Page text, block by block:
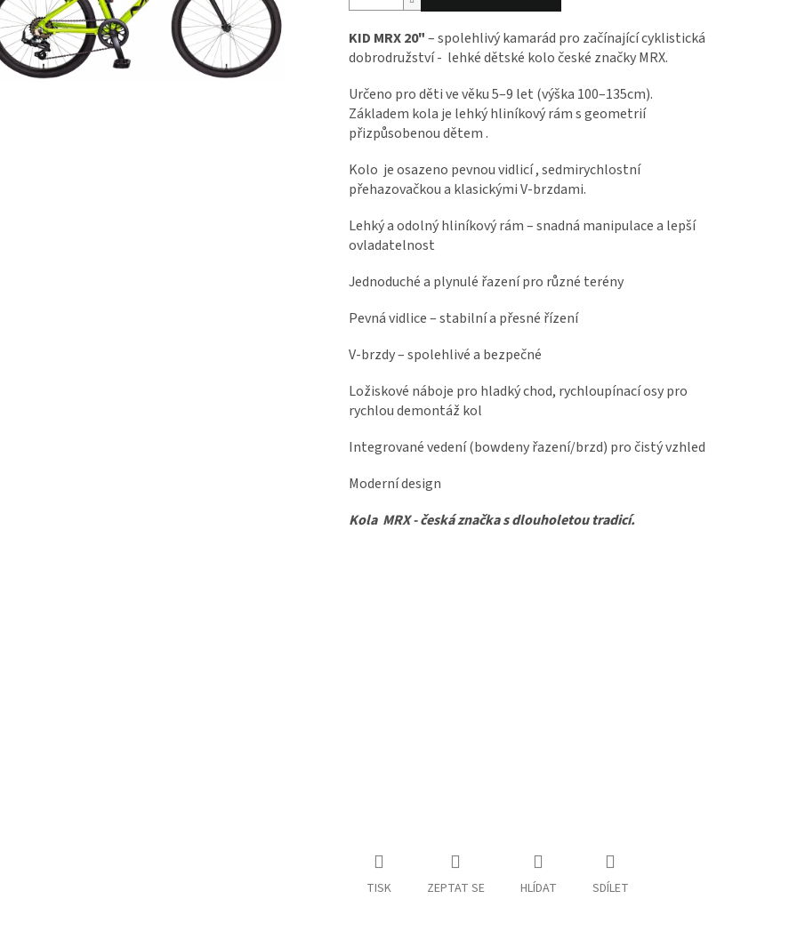
KID MRX 20"– spolehlivý kamarád pro začínající cyklistická
dobrodružství - lehké dětské kolo české značky MRX.
Určeno pro děti ve věku 5–9 let (výška 100–135cm).
Základem kola je lehký hliníkový rám s geometrií
přizpůsobenou dětem .
Kolo je osazeno pevnou vidlicí , sedmirychlostní
přehazovačkou a klasickými V-brzdami.
Lehký a odolný hliníkový rám – snadná manipulace a lepší
ovladatelnost
Jednoduché a plynulé řazení pro různé terény
Pevná vidlice – stabilní a přesné řízení
V-brzdy – spolehlivé a bezpečné
Ložiskové náboje pro hladký chod, rychloupínací osy pro
rychlou demontáž kol
Integrované vedení (bowdeny řazení/brzd) pro čistý vzhled
Moderní design
Kola MRX - česká značka s dlouholetou tradicí.
TISK ZEPTAT SE HLÍDAT SDÍLET